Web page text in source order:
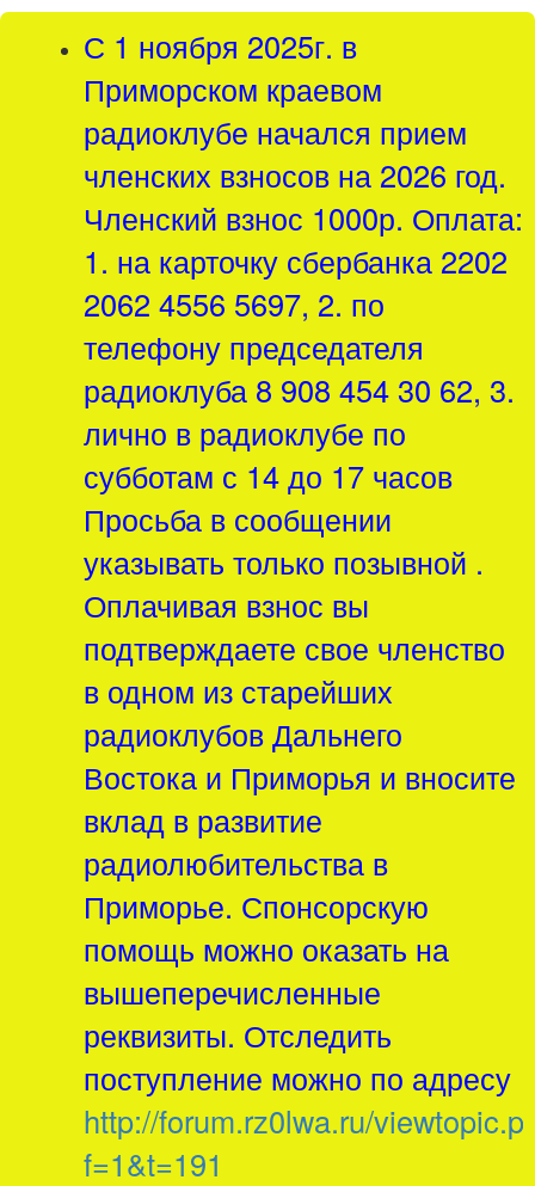
С 1 ноября 2025г. в
Приморском краевом
радиоклубе начался прием
членских взносов на 2026 год.
Членский взнос 1000р. Оплата:
1. на карточку сбербанка 2202
2062 4556 5697, 2. по
телефону председателя
радиоклуба 8 908 454 30 62, 3.
лично в радиоклубе по
субботам с 14 до 17 часов
Просьба в сообщении
указывать только позывной .
Оплачивая взнос вы
подтверждаете свое членство
в одном из старейших
радиоклубов Дальнего
Востока и Приморья и вносите
вклад в развитие
радиолюбительства в
Приморье. Спонсорскую
помощь можно оказать на
вышеперечисленные
реквизиты. Отследить
поступление можно по адресу
http://forum.rz0lwa.ru/
f=1&t=191